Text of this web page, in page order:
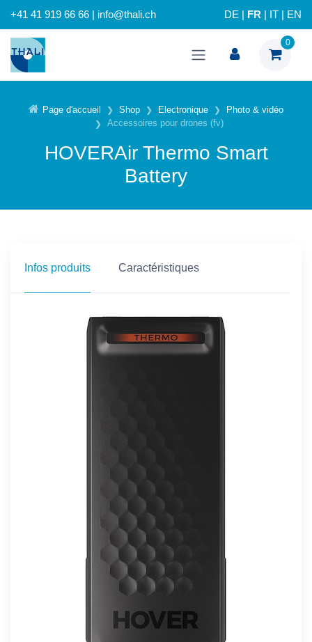
+41 41 919 66 66 | info@thali.ch DE FR IT EN
0
Page d'accueil Shop Electronique
Photo & vidéo
Accessoires pour drones (fv)
HOVERAir Thermo Smart
Battery
Infos produits Caractéristiques